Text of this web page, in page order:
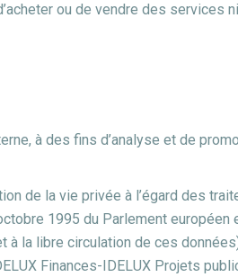
ou de vendre des services
à des fins d’analyse et de
de la vie privée à l’égard des
1995 du Parlement
à la libre circulation de ces
Finances-IDELUX Projets